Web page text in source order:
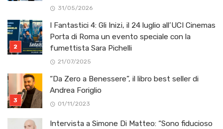
31/05/2026
I Fantastici 4: Gli Inizi, il 24 luglio all’UCI Cinemas
Porta di Roma un evento speciale con la
fumettista Sara Pichelli
21/07/2025
“Da Zero a Benessere”, il libro best seller di
Andrea Foriglio
01/11/2023
Intervista a Simone Di Matteo: “Sono fiducioso